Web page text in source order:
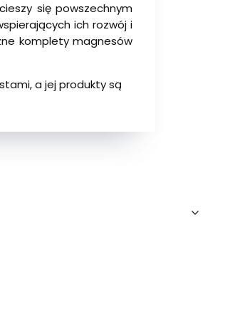
się powszechnym
ich rozwój i
komplety magnesów
a jej produkty są